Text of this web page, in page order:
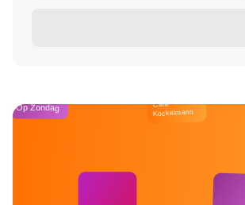
Op Zondag Café
Kockelmann